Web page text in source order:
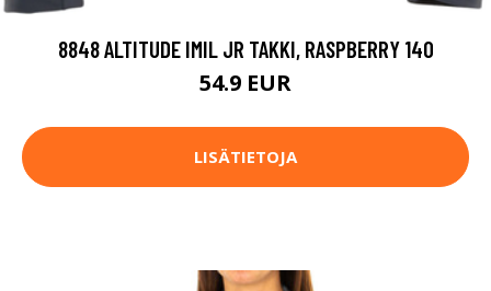
8848 ALTITUDE IMIL JR TAKKI, RASPBERRY 140
54.9 EUR
LISÄTIETOJA